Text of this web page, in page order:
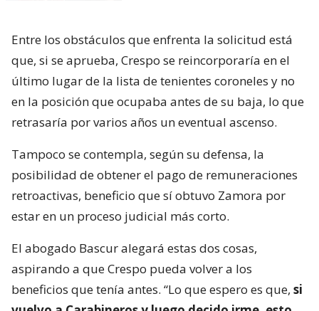
Entre los obstáculos que enfrenta la solicitud está
que, si se aprueba, Crespo se reincorporaría en el
último lugar de la lista de tenientes coroneles y no
en la posición que ocupaba antes de su baja, lo que
retrasaría por varios años un eventual ascenso.
Tampoco se contempla, según su defensa, la
posibilidad de obtener el pago de remuneraciones
retroactivas, beneficio que sí obtuvo Zamora por
estar en un proceso judicial más corto.
El abogado Bascur alegará estas dos cosas,
aspirando a que Crespo pueda volver a los
beneficios que tenía antes. “Lo que espero es que, si